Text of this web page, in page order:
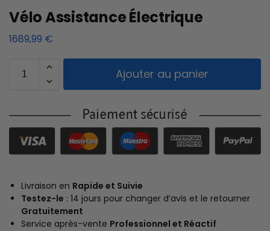
Vélo Assistance Électrique
1689,99 €
Ajouter au panier
Livraison en Rapide et Suivie
Testez-le : 14 jours pour changer d’avis et le retourner
Gratuitement
Service après-vente Professionnel et Réactif